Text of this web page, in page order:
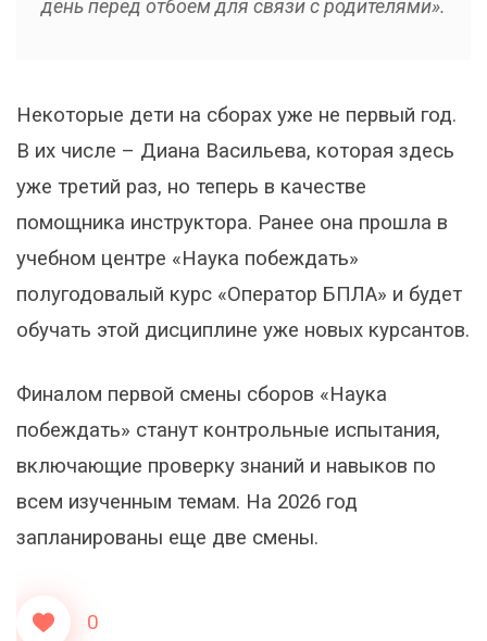
день перед отбоем для связи с родителями».
Некоторые дети на сборах уже не первый год.
В их числе – Диана Васильева, которая здесь
уже третий раз, но теперь в качестве
помощника инструктора. Ранее она прошла в
учебном центре «Наука побеждать»
полугодовалый курс «Оператор БПЛА» и будет
обучать этой дисциплине уже новых курсантов.
Финалом первой смены сборов «Наука
побеждать» станут контрольные испытания,
включающие проверку знаний и навыков по
всем изученным темам. На 2026 год
запланированы еще две смены.
0